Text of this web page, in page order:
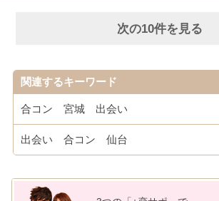
次の10件を見る
関連するキーワード
合コン 宮城 出会い
出会い 合コン 仙台